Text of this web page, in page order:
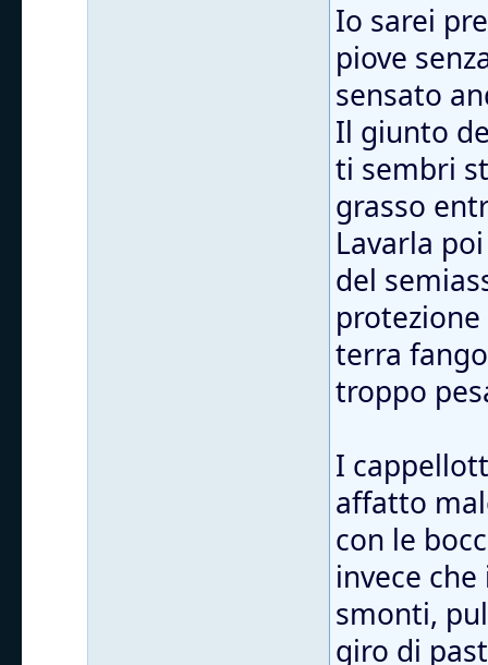
Io sarei
piove
sensato
Il giunto
ti sembri
grasso
Lavarla
del
terra
troppo
I
affatto
con le
invece
smonti,
giro di